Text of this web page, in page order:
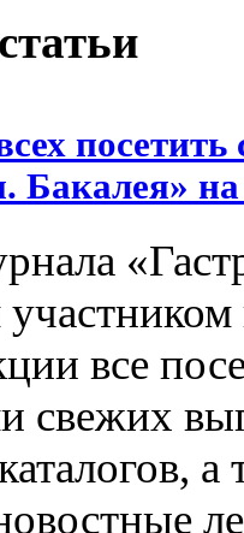
Бакалея»
все
свежих